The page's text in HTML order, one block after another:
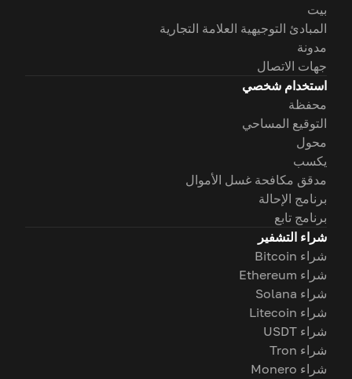
بيت
المبادئ التوجيهية العلامة التجارية
مدونة
جهات الاتصال
استخدام شخصي
محفظة
التوقيع المساحي
محول
يكسب
مدقق مكافحة غسل الأموال
برنامج الإحالة
برنامج تابع
شراء التشفير
شراء Bitcoin
شراء Ethereum
شراء Solana
شراء Litecoin
شراء USDT
شراء Tron
شراء Monero